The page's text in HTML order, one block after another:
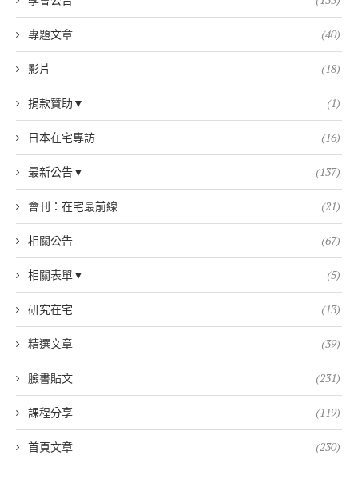
專題文章 (40)
影片 (18)
捐款贊助▼ (1)
日本在宅專訪 (16)
最新公告▼ (137)
會刊：在宅最前線 (21)
相關公告 (67)
相關表單▼ (5)
研究在宅 (13)
精選文章 (39)
臉書貼文 (231)
課程分享 (119)
首頁文章 (230)